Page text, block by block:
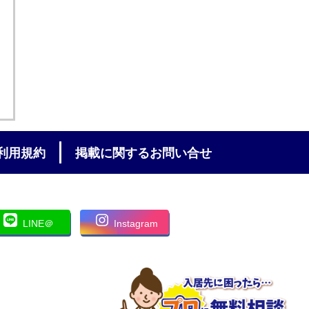
用規約 掲載に関するお問い合せ
LINE＠ Instagram